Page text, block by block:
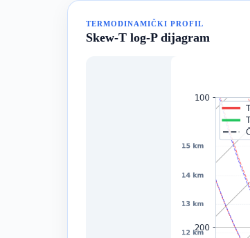
TERMODINAMIČKI PROFIL
Skew-T log-P dijagram